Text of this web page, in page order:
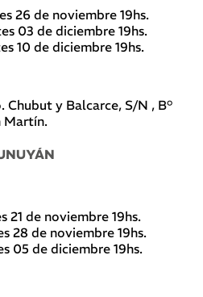
26 de noviembre 19hs.
03 de diciembre 19hs.
10 de diciembre 19hs.
Chubut y Balcarce, S/N , B°
Martín.
21 de noviembre 19hs.
28 de noviembre 19hs.
05 de diciembre 19hs.